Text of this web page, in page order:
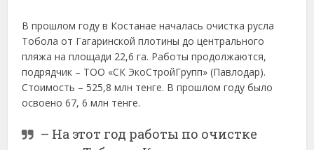
В прошлом году в Костанае началась очистка русла
Тобола от Гагаринской плотины до центрального
пляжа на площади 22,6 га. Работы продолжаются,
подрядчик – ТОО «СК ЭкоСтройГрупп» (Павлодар).
Стоимость – 525,8 млн тенге. В прошлом году было
освоено 67, 6 млн тенге.
– На этот год работы по очистке